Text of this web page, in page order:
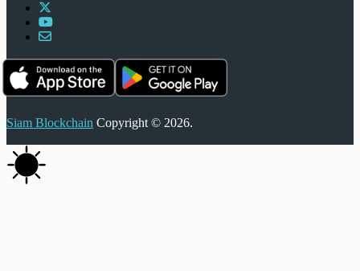
Siam Blockchain Copyright © 2026.